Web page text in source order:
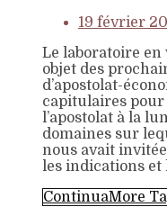
19 février
Le laboratoire en
objet des
d’apostolat-
capitulaires pour
l’apostolat à la
domaines sur
nous avait
les indications et
ContinuaMore